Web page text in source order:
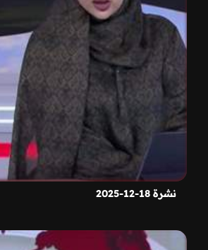
نشرة 18-12-2025